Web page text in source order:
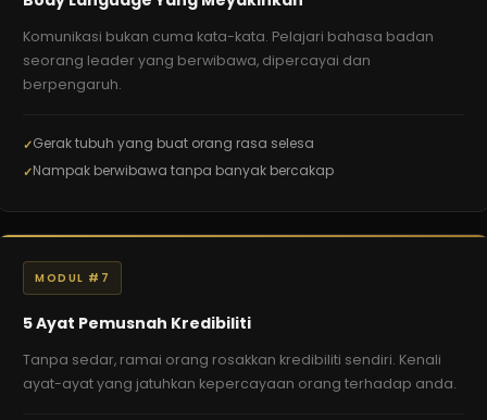
Komunikasi bukan cuma kata-kata. Pelajari bahasa badan
seorang leader yang berwibawa, dipercayai dan
berpengaruh.
Gerak tubuh yang buat orang rasa selesa
Nampak berwibawa tanpa banyak bercakap
MODUL #7
5 Ayat Pemusnah Kredibiliti
Tanpa sedar, ramai orang rosakkan kredibiliti sendiri. Kenali
ayat-ayat yang jatuhkan kepercayaan orang terhadap anda.